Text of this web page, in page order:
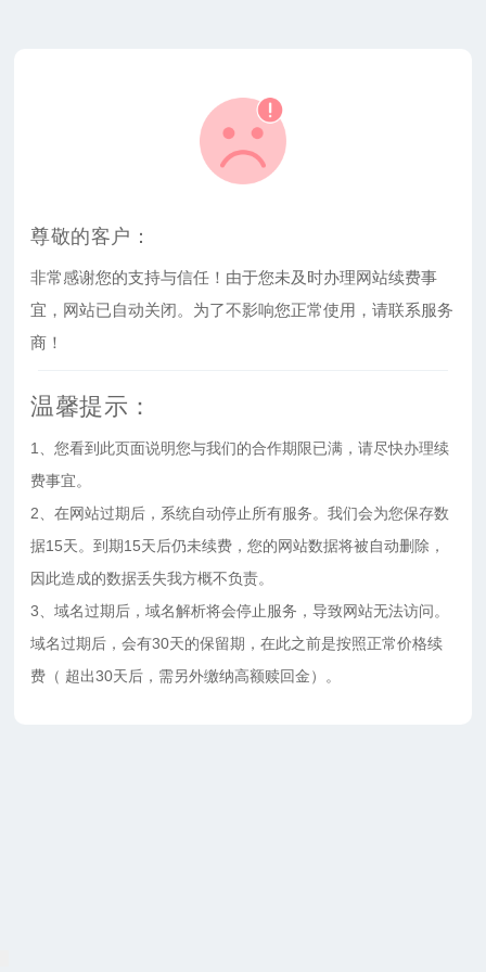
尊敬的客户：
非常感谢您的支持与信任！由于您未及时办理网站续费事
宜，网站已自动关闭。为了不影响您正常使用，请联系服务
商！
温馨提示：
1、您看到此页面说明您与我们的合作期限已满，请尽快办理续
费事宜。
2、在网站过期后，系统自动停止所有服务。我们会为您保存数
据15天。到期15天后仍未续费，您的网站数据将被自动删除，
因此造成的数据丢失我方概不负责。
3、域名过期后，域名解析将会停止服务，导致网站无法访问。
域名过期后，会有30天的保留期，在此之前是按照正常价格续
费（ 超出30天后，需另外缴纳高额赎回金）。